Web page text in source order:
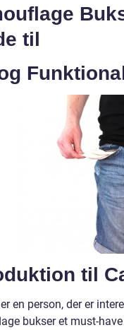
til
til
en person, der er
bukser et must-